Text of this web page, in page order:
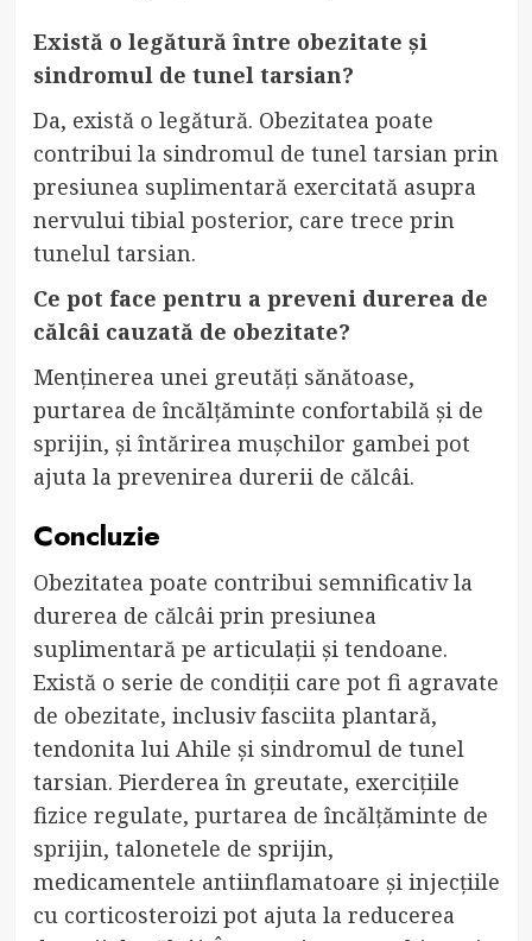
Există o legătură între obezitate și
sindromul de tunel tarsian?
Da, există o legătură. Obezitatea poate
contribui la sindromul de tunel tarsian prin
presiunea suplimentară exercitată asupra
nervului tibial posterior, care trece prin
tunelul tarsian.
Ce pot face pentru a preveni durerea de
călcâi cauzată de obezitate?
Menținerea unei greutăți sănătoase,
purtarea de încălțăminte confortabilă și de
sprijin, și întărirea mușchilor gambei pot
ajuta la prevenirea durerii de călcâi.
Concluzie
Obezitatea poate contribui semnificativ la
durerea de călcâi prin presiunea
suplimentară pe articulații și tendoane.
Există o serie de condiții care pot fi agravate
de obezitate, inclusiv fasciita plantară,
tendonita lui Ahile și sindromul de tunel
tarsian. Pierderea în greutate, exercițiile
fizice regulate, purtarea de încălțăminte de
sprijin, talonetele de sprijin,
medicamentele antiinflamatoare și injecțiile
cu corticosteroizi pot ajuta la reducerea